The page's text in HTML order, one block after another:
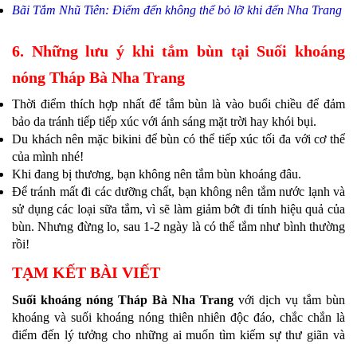
Bãi Tắm Nhũ Tiên: Điểm đến không thể bỏ lỡ khi đến Nha Trang
6. Những lưu ý khi tắm bùn tại Suối khoáng
nóng Tháp Bà Nha Trang
Thời điểm thích hợp nhất để tắm bùn là vào buổi chiều để đảm
bảo da tránh tiếp tiếp xúc với ánh sáng mặt trời hay khói bụi.
Du khách nên mặc bikini để bùn có thể tiếp xúc tối đa với cơ thể
của mình nhé!
Khi đang bị thương, bạn không nên tắm bùn khoáng đâu.
Để tránh mất đi các dưỡng chất, bạn không nên tắm nước lạnh và
sử dụng các loại sữa tắm, vì sẽ làm giảm bớt đi tính hiệu quả của
bùn. Nhưng đừng lo, sau 1-2 ngày là có thể tắm như bình thường
rồi!
TẠM KẾT BÀI VIẾT
Suối khoáng nóng Tháp Bà Nha Trang với dịch vụ tắm bùn
khoáng và suối khoáng nóng thiên nhiên độc đáo, chắc chắn là
điểm đến lý tưởng cho những ai muốn tìm kiếm sự thư giãn và